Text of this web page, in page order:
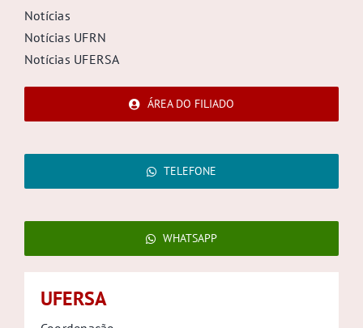
Notícias
Notícias UFRN
Notícias UFERSA
ÁREA DO FILIADO
TELEFONE
WHATSAPP
UFERSA